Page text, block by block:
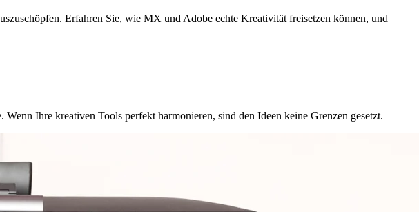
Erfahren Sie, wie MX und Adobe echte Kreativität freisetzen können, und
Ihre kreativen Tools perfekt harmonieren, sind den Ideen keine Grenzen gesetzt.